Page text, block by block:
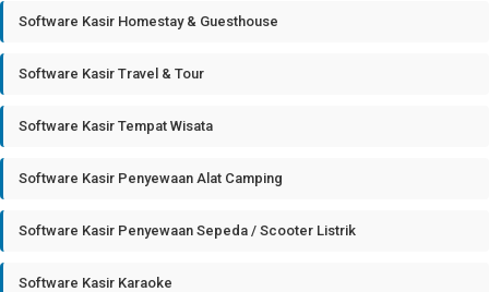
Software Kasir Homestay & Guesthouse
Software Kasir Travel & Tour
Software Kasir Tempat Wisata
Software Kasir Penyewaan Alat Camping
Software Kasir Penyewaan Sepeda / Scooter Listrik
Software Kasir Karaoke